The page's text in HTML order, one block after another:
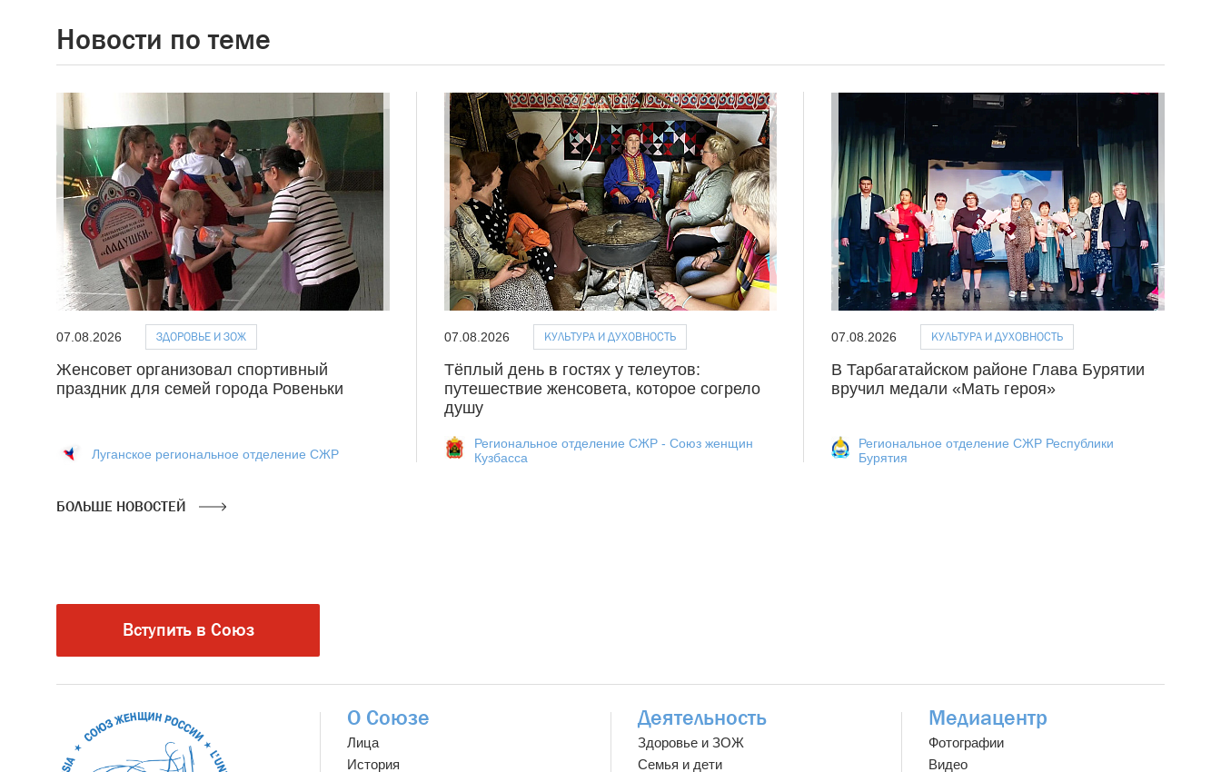
Новости по теме
07.08.2026 ЗДОРОВЬЕ И ЗОЖ
Женсовет организовал спортивный
праздник для семей города Ровеньки
Луганское региональное отделение СЖР
07.08.2026 КУЛЬТУРА И ДУХОВНОСТЬ
Тёплый день в гостях у телеутов:
путешествие женсовета, которое согрело
душу
Региональное отделение СЖР - Союз женщин
Кузбасса
07.08.2026 КУЛЬТУРА И ДУХОВНОСТЬ
В Тарбагатайском районе Глава Бурятии
вручил медали «Мать героя»
Региональное отделение СЖР Республики
Бурятия
БОЛЬШЕ НОВОСТЕЙ
Вступить в Союз
О Союзе
Лица
История
Деятельность
Здоровье и ЗОЖ
Семья и дети
Медиацентр
Фотографии
Видео